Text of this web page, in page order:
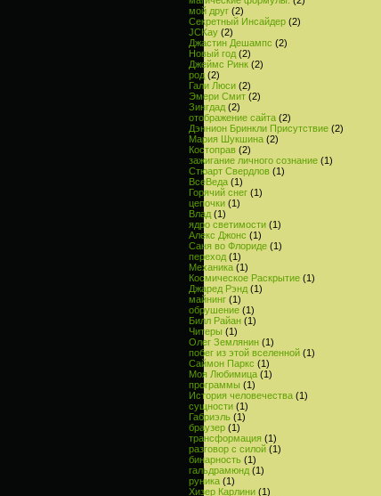
мой друг (2)
Секретный Инсайдер (2)
JCKay (2)
Джастин Дешампс (2)
Новый год (2)
Джеймс Ринк (2)
род (2)
Гали Люси (2)
Эмери Смит (2)
Зингдад (2)
отображение сайта (2)
Дэннион Бринкли Присутствие (2)
Мария Шукшина (2)
Костоправ (2)
зажигание личного сознание (1)
Стюарт Свердлов (1)
ВсеВеда (1)
Горячий снег (1)
цепочки (1)
Влад (1)
ядро светимости (1)
Алекс Джонс (1)
Саня во Флориде (1)
переход (1)
Механика (1)
Космическое Раскрытие (1)
Джаред Рэнд (1)
майнинг (1)
обрушение (1)
Билл Райан (1)
Читеры (1)
Олег Землянин (1)
побег из этой вселенной (1)
Саймон Паркс (1)
Моя Любимица (1)
программы (1)
История человечества (1)
сущности (1)
Габриэль (1)
браузер (1)
трансформация (1)
разговор с силой (1)
бинарность (1)
гальдрамюнд (1)
руника (1)
Хизер Карлини (1)